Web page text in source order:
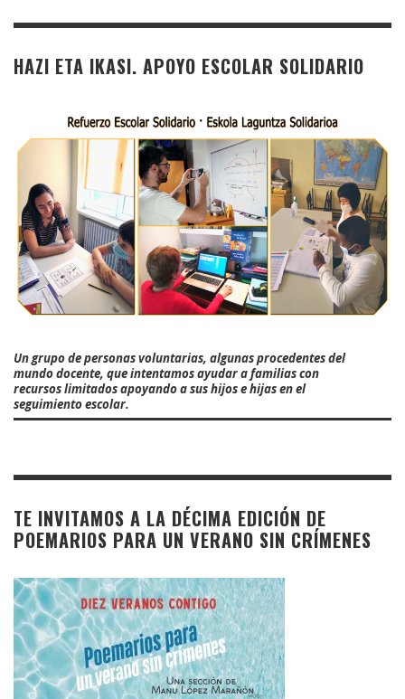
HAZI ETA IKASI. APOYO ESCOLAR SOLIDARIO
Un grupo de personas voluntarias, algunas procedentes del
mundo docente, que intentamos ayudar a familias con
recursos limitados apoyando a sus hijos e hijas en el
seguimiento escolar.
TE INVITAMOS A LA DÉCIMA EDICIÓN DE
POEMARIOS PARA UN VERANO SIN CRÍMENES